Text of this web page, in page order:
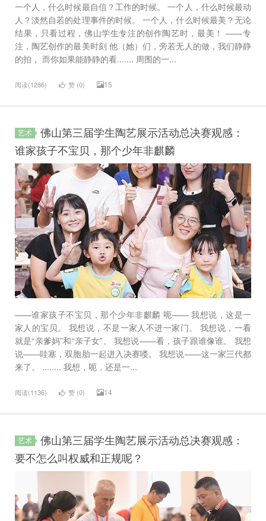
一个人，什么时候最自信？工作的时候。 一个人，什么时候最动
人？淡然自若的处理事件的时候。 一个人，什么时候最美？无论
结果，只看过程，佛山学生专注的创作陶艺时，最美！ ——专
注，陶艺创作的最美时刻 他（她）们，旁若无人的做，我们静静
的拍， 而你如果能静静的看....... 周围的一...
阅读(1286) 赞 (0) 15
艺术
佛山第三届学生陶艺展示活动总决赛观感：
谁家孩子不宝贝，那个少年非麒麟
——谁家孩子不宝贝，那个少年非麒麟 呃—— 我想说，这是一
家人的宝贝。 我想说，不是一家人不进一家门。 我想说，一看
就是“亲爹妈”和“亲子女”。 我想说——看，孩子跟谁像谁。 我想
说——哇塞，双胞胎一起进入决赛喽。 我想说——这一家三代都
来了。 ........ 我想，呃，还是一...
阅读(1136) 赞 (0) 14
艺术
佛山第三届学生陶艺展示活动总决赛观感：
要不怎么叫权威和正规呢？